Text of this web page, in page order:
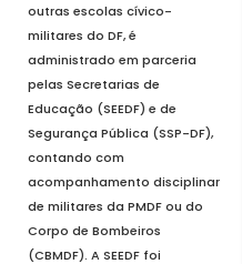
outras escolas cívico-
militares do DF, é
administrado em parceria
pelas Secretarias de
Educação (SEEDF) e de
Segurança Pública (SSP-DF),
contando com
acompanhamento disciplinar
de militares da PMDF ou do
Corpo de Bombeiros
(CBMDF). A SEEDF foi